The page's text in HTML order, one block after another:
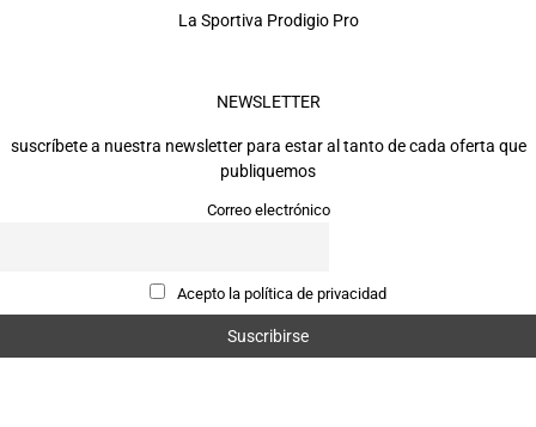
La Sportiva Prodigio Pro
NEWSLETTER
suscríbete a nuestra newsletter para estar al tanto de cada oferta que
publiquemos
Correo electrónico
Acepto la política de privacidad